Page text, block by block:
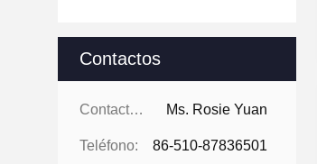
Contactos
Contactos: Ms. Rosie Yuan
Teléfono: 86-510-87836501